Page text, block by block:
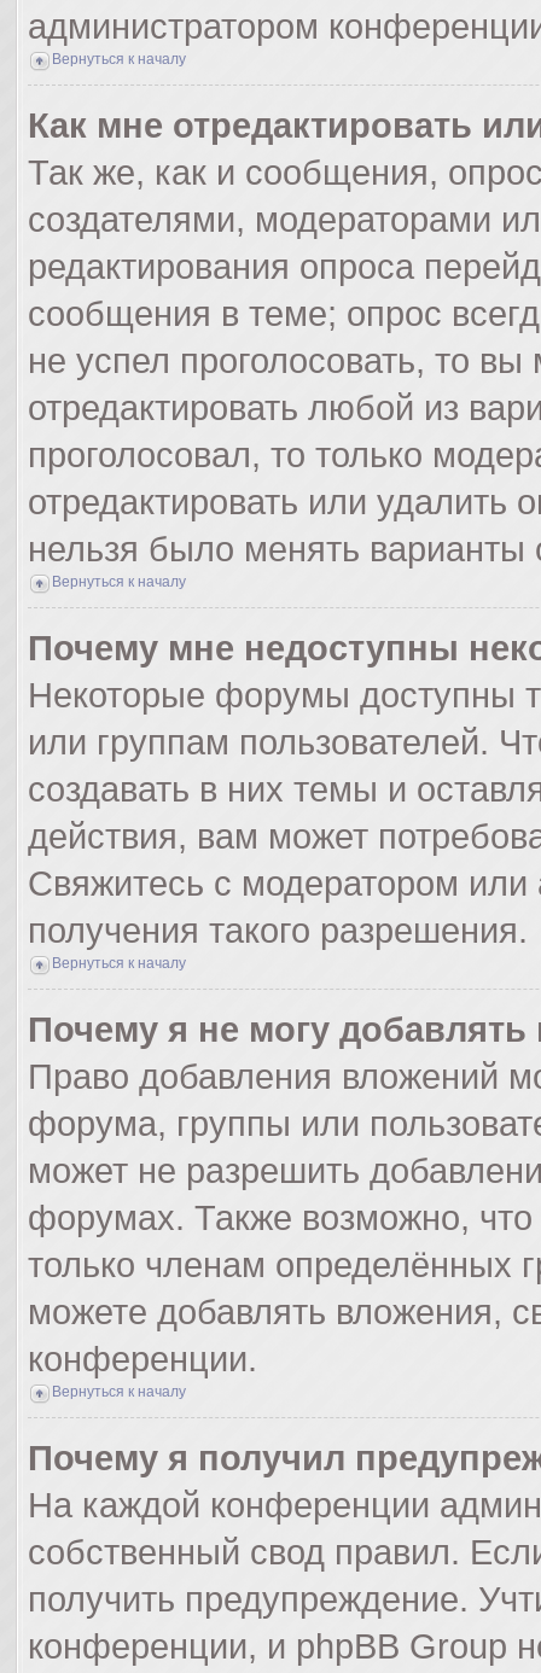
администратором
Вернуться к началу
Как мне отредактировать
Так же, как и сообщения,
создателями, модераторами
редактирования опроса
сообщения в теме; опрос
не успел проголосовать, то
отредактировать любой из
проголосовал, то только
отредактировать или удалить
нельзя было менять варианты
Вернуться к началу
Почему мне недоступны
Некоторые форумы доступны
или группам пользователей.
создавать в них темы и
действия, вам может
Свяжитесь с модератором
получения такого разрешения.
Вернуться к началу
Почему я не могу
Право добавления вложений
форума, группы или
может не разрешить
форумах. Также возможно,
только членам определённых
можете добавлять вложения,
конференции.
Вернуться к началу
Почему я получил
На каждой конференции
собственный свод правил.
получить предупреждение.
конференции, и phpBB Group